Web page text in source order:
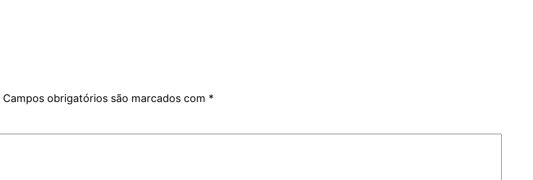
Campos obrigatórios são marcados com *